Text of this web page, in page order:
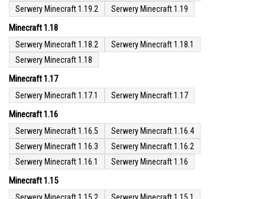
Serwery Minecraft 1.19.2
Serwery Minecraft 1.19
Minecraft 1.18
Serwery Minecraft 1.18.2
Serwery Minecraft 1.18.1
Serwery Minecraft 1.18
Minecraft 1.17
Serwery Minecraft 1.17.1 Serwery Minecraft 1.17
Minecraft 1.16
Serwery Minecraft 1.16.5
Serwery Minecraft 1.16.4
Serwery Minecraft 1.16.3
Serwery Minecraft 1.16.2
Serwery Minecraft 1.16.1
Serwery Minecraft 1.16
Minecraft 1.15